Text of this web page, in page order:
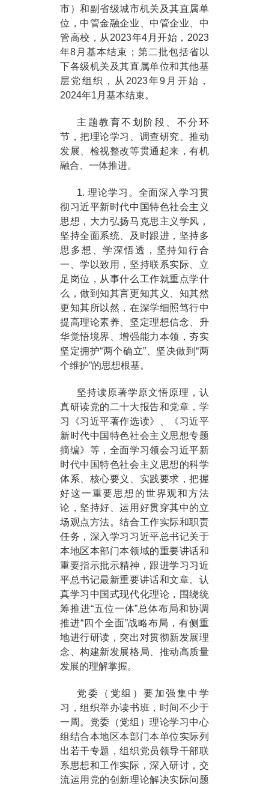
市）和副省级城市机关及其直属单
位，中管金融企业、中管企业、中
管高校，从2023年4月开始，2023
年8月基本结束；第二批包括省以
下各级机关及其直属单位和其他基
层党组织，从2023年9月开始，
2024年1月基本结束。
主题教育不划阶段、不分环
节，把理论学习、调查研究、推动
发展、检视整改等贯通起来，有机
融合、一体推进。
1. 理论学习。全面深入学习贯
彻习近平新时代中国特色社会主义
思想，大力弘扬马克思主义学风，
坚持全面系统、及时跟进，坚持多
思多想、学深悟透，坚持知行合
一、学以致用，坚持联系实际、立
足岗位，从事什么工作就重点学什
么，做到知其言更知其义、知其然
更知其所以然，在深学细照笃行中
提高理论素养、坚定理想信念、升
华觉悟境界、增强能力本领，夯实
坚定拥护“两个确立”、坚决做到“两
个维护”的思想根基。
坚持读原著学原文悟原理，认
真研读党的二十大报告和党章，学
习《习近平著作选读》、《习近平
新时代中国特色社会主义思想专题
摘编》等，全面学习领会习近平新
时代中国特色社会主义思想的科学
体系、核心要义、实践要求，把握
好这一重要思想的世界观和方法
论，坚持好、运用好贯穿其中的立
场观点方法。结合工作实际和职责
任务，深入学习习近平总书记关于
本地区本部门本领域的重要讲话和
重要指示批示精神，跟进学习习近
平总书记最新重要讲话和文章。认
真学习中国式现代化理论，围绕统
筹推进“五位一体”总体布局和协调
推进“四个全面”战略布局，有侧重
地进行研读，突出对贯彻新发展理
念、构建新发展格局、推动高质量
发展的理解掌握。
党委（党组）要加强集中学
习，组织举办读书班，时间不少于
一周。党委（党组）理论学习中心
组结合本地区本部门本单位实际列
出若干专题，组织党员领导干部联
系思想和工作实际，深入研讨，交
流运用党的创新理论解决实际问题